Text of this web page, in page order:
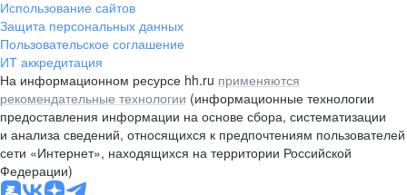
Использование сайтов
Защита персональных данных
Пользовательское соглашение
ИТ аккредитация
На информационном ресурсе hh.ru применяются
рекомендательные технологии (информационные технологии
предоставления информации на основе сбора, систематизации
и анализа сведений, относящихся к предпочтениям пользователей
сети «Интернет», находящихся на территории Российской
Федерации)